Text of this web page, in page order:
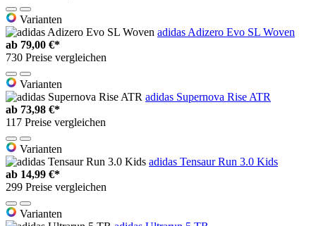
Varianten
adidas Adizero Evo SL Woven
ab 79,00 €*
730 Preise vergleichen
Varianten
adidas Supernova Rise ATR
ab 73,98 €*
117 Preise vergleichen
Varianten
adidas Tensaur Run 3.0 Kids
ab 14,99 €*
299 Preise vergleichen
Varianten